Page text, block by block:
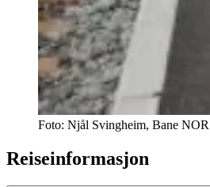
Foto: Njål Svingheim, Bane NOR
Reiseinformasjon